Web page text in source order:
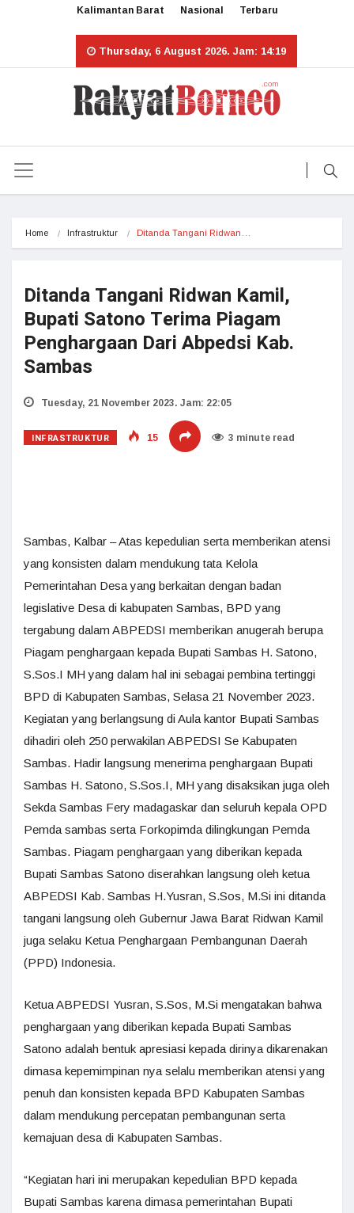
Kalimantan Barat Nasional Terbaru
Thursday, 6 August 2026. Jam: 14:19
Home Infrastruktur Ditanda Tangani Ridwan…
Ditanda Tangani Ridwan Kamil,
Bupati Satono Terima Piagam
Penghargaan Dari Abpedsi Kab.
Sambas
Tuesday, 21 November 2023. Jam: 22:05
INFRASTRUKTUR 15 3 minute read
Sambas, Kalbar – Atas kepedulian serta memberikan atensi
yang konsisten dalam mendukung tata Kelola
Pemerintahan Desa yang berkaitan dengan badan
legislative Desa di kabupaten Sambas, BPD yang
tergabung dalam ABPEDSI memberikan anugerah berupa
Piagam penghargaan kepada Bupati Sambas H. Satono,
S.Sos.I MH yang dalam hal ini sebagai pembina tertinggi
BPD di Kabupaten Sambas, Selasa 21 November 2023.
Kegiatan yang berlangsung di Aula kantor Bupati Sambas
dihadiri oleh 250 perwakilan ABPEDSI Se Kabupaten
Sambas. Hadir langsung menerima penghargaan Bupati
Sambas H. Satono, S.Sos.I, MH yang disaksikan juga oleh
Sekda Sambas Fery madagaskar dan seluruh kepala OPD
Pemda sambas serta Forkopimda dilingkungan Pemda
Sambas. Piagam penghargaan yang diberikan kepada
Bupati Sambas Satono diserahkan langsung oleh ketua
ABPEDSI Kab. Sambas H.Yusran, S.Sos, M.Si ini ditanda
tangani langsung oleh Gubernur Jawa Barat Ridwan Kamil
juga selaku Ketua Penghargaan Pembangunan Daerah
(PPD) Indonesia.
Ketua ABPEDSI Yusran, S.Sos, M.Si mengatakan bahwa
penghargaan yang diberikan kepada Bupati Sambas
Satono adalah bentuk apresiasi kepada dirinya dikarenakan
dimasa kepemimpinan nya selalu memberikan atensi yang
penuh dan konsisten kepada BPD Kabupaten Sambas
dalam mendukung percepatan pembangunan serta
kemajuan desa di Kabupaten Sambas.
“Kegiatan hari ini merupakan kepedulian BPD kepada
Bupati Sambas karena dimasa pemerintahan Bupati